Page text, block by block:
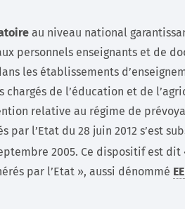
au niveau national
personnels enseignants et de
les établissements
de l’éducation et de
relative au régime de
l’Etat du 28 juin 2012 s’est
2005. Ce dispositif est dit
par l’Etat », aussi dénommé